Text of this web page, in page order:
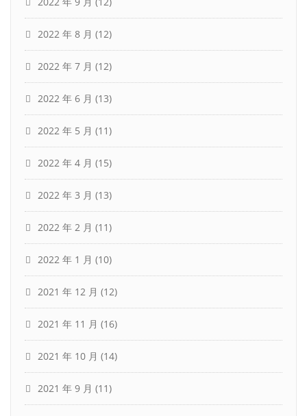
2022 年 8 月 (12)
2022 年 7 月 (12)
2022 年 6 月 (13)
2022 年 5 月 (11)
2022 年 4 月 (15)
2022 年 3 月 (13)
2022 年 2 月 (11)
2022 年 1 月 (10)
2021 年 12 月 (12)
2021 年 11 月 (16)
2021 年 10 月 (14)
2021 年 9 月 (11)